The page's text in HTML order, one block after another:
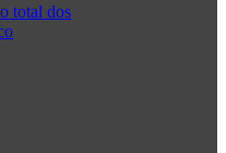
total dos